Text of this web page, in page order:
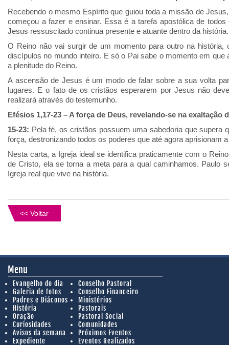
Recebendo o mesmo Espírito que guiou toda a missão de
começou a fazer e ensinar. Essa é a tarefa apostólica de
Jesus ressuscitado continua presente e atuante dentro da história.
O Reino não vai surgir de um momento para outro na
discípulos no mundo inteiro. E só o Pai sabe o momento em
a plenitude do Reino.
A ascensão de Jesus é um modo de falar sobre a sua volta
lugares. E o fato de os cristãos esperarem por Jesus não
realizará através do testemunho.
Efésios 1,17-23 – A força de Deus, revelando-se na exaltação
15-23: Pela fé, os cristãos possuem uma sabedoria que
força, destronizando todos os poderes que até agora aprisionam
Nesta carta, a Igreja ideal se identifica praticamente com o
de Cristo, ela se torna a meta para a qual caminhamos. Paulo
Igreja real que vive na história.
<< Voltar
Menu
Evangelho do dia
Galeria de fotos
Padres e Diáconos
História
Oração
Curiosidades
Avisos da semana
Expediente
Conselho Pastoral
Conselho Financeiro
Ministérios
Pastorais
Pastoral Social
Comunidades
Próximos Eventos
Eventos Realizados